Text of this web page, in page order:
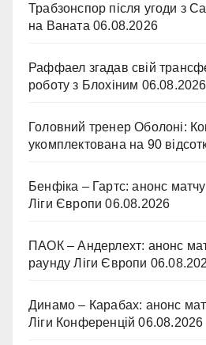
Трабзонспор після угоди з
на Ваната 06.08.2026
Раффаел згадав свій
роботу з Блохіним 06.08.2026
Головний тренер Оболоні:
укомплектована на 90
Бенфіка – Гартс: анонс
Ліги Європи 06.08.2026
ПАОК – Андерлехт: анонс
раунду Ліги Європи
Динамо – Карабах: анонс
Ліги Конференцій 06.08.2026